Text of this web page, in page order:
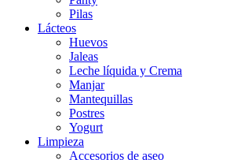
Pilas
Lácteos
Huevos
Jaleas
Leche líquida y Crema
Manjar
Mantequillas
Postres
Yogurt
Limpieza
Accesorios de aseo